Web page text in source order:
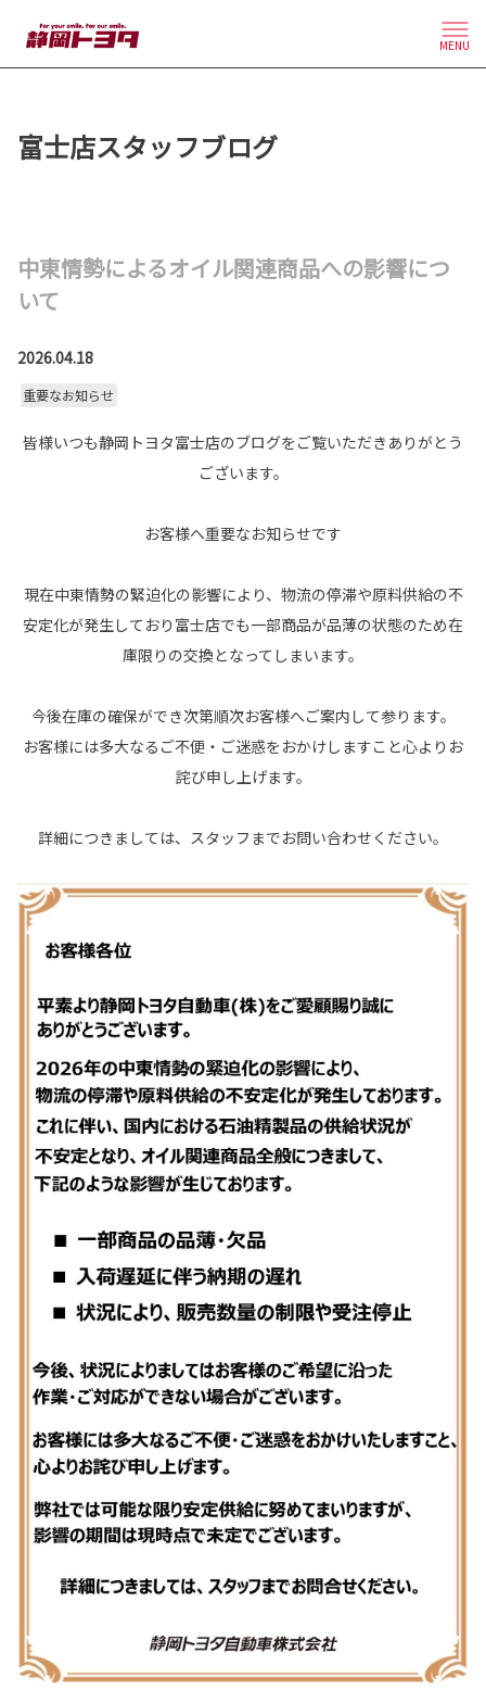
MENU
富士店スタッフブログ
中東情勢によるオイル関連商品への影響につ
いて
2026.04.18
重要なお知らせ
皆様いつも静岡トヨタ富士店のブログをご覧いただきありがとう
ございます。
お客様へ重要なお知らせです
現在中東情勢の緊迫化の影響により、物流の停滞や原料供給の不
安定化が発生しており富士店でも一部商品が品薄の状態のため在
庫限りの交換となってしまいます。
今後在庫の確保ができ次第順次お客様へご案内して参ります。
お客様には多大なるご不便・ご迷惑をおかけしますこと心よりお
詫び申し上げます。
詳細につきましては、スタッフまでお問い合わせください。